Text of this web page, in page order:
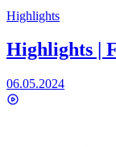
Highlights
Highlights |
06.05.2024